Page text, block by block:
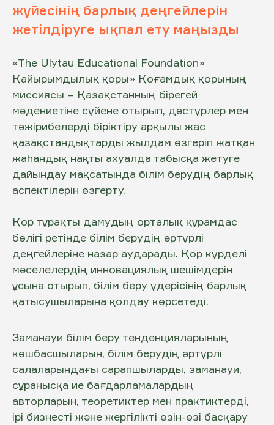
жүйесінің барлық деңгейлерін
жетілдіруге ықпал ету маңызды
«The Ulytau Educational Foundation»
Қайырымдылық қоры» Қоғамдық қорының
миссиясы – Қазақстанның бірегей
мәдениетіне сүйене отырып, дәстүрлер мен
тәжірибелерді біріктіру арқылы жас
қазақстандықтарды жылдам өзгеріп жатқан
жаһандық нақты ахуалда табысқа жетуге
дайындау мақсатында білім берудің барлық
аспектілерін өзгерту.
Қор тұрақты дамудың орталық құрамдас
бөлігі ретінде білім берудің әртүрлі
деңгейлеріне назар аударады. Қор күрделі
мәселелердің инновациялық шешімдерін
ұсына отырып, білім беру үдерісінің барлық
қатысушыларына қолдау көрсетеді.
Заманауи білім беру тенденцияларының
көшбасшыларын, білім берудің әртүрлі
салаларындағы сарапшыларды, заманауи,
сұранысқа ие бағдарламалардың
авторларын, теоретиктер мен практиктерді,
ірі бизнесті және жергілікті өзін-өзі басқару